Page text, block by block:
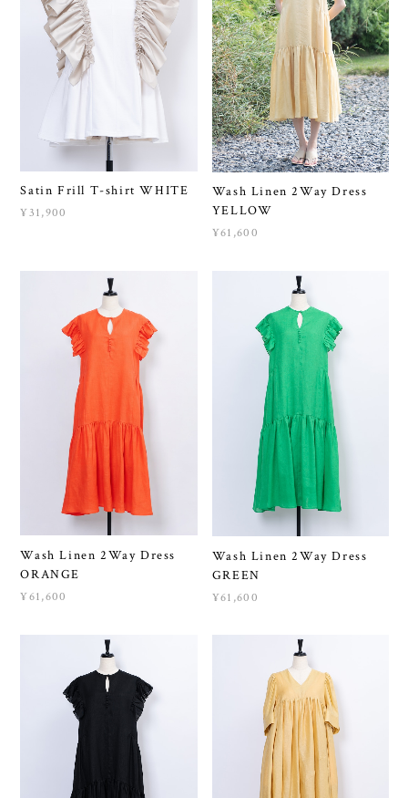
Satin Frill T-shirt WHITE
¥31,900
Wash Linen 2Way Dress
YELLOW
¥61,600
Wash Linen 2Way Dress
ORANGE
¥61,600
Wash Linen 2Way Dress
GREEN
¥61,600